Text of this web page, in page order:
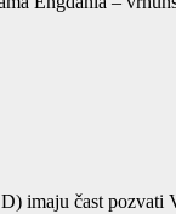
čast pozvati